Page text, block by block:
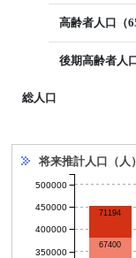
高齢者人口（
後期高齢者人
総人口
将来推計人口（人）
67400
71194
350000
400000
450000
500000